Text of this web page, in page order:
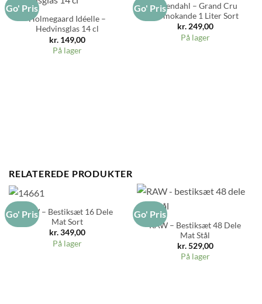
Go' Pris
Holmegaard Idéelle –
Hedvinsglas 14 cl
kr.149,00
På lager
Go' PrisRosendahl – Grand Cru
Termokande 1 Liter Sort
kr.249,00
På lager
RELATEREDE PRODUKTER
Go' PrisRAW – Bestiksæt 16 Dele
Mat Sort
kr.349,00
På lager
Go' Pris
RAW – Bestiksæt 48 Dele
Mat Stål
kr.529,00
På lager